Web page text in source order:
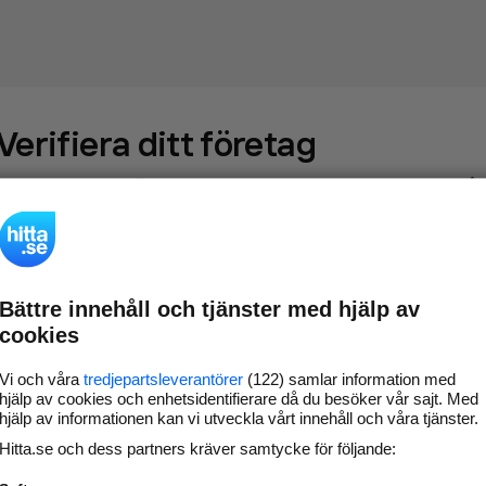
ditt företag
som69 550företag - ta kontroll över din företagssida på
hitta.se och syns bättre mot kunder i ditt närområde. Helt
kostnadsfritt.
Uppdatera din
företagsinformation
Svara på och hantera dina
Gå vidare
Bättre innehåll och tjänster med hjälp av
cookies
Vi och våra tredjepartsleverantörer (122) samlar information med
hjälp av cookies och enhetsidentifierare då du besöker vår sajt. Med
hjälp av informationen kan vi utveckla vårt innehåll och våra tjänster.
Hitta.se och dess partners kräver samtycke för följande: